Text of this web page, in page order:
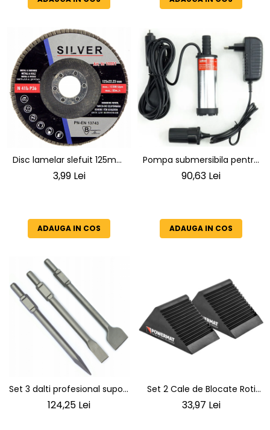
Disc lamelar slefuit 125mm
granulatie P36
3,99 Lei
ADAUGA IN COS
Pompa submersibila pentru
motorina Sellnet 12V 230V
90,63 Lei
ADAUGA IN COS
Set 3 dalti profesional suport
HEX 30-30 mm hexagonal
124,25 Lei
Set 2 Cale de Blocate Roti
din Cauciuc Powermat PM-
33,97 Lei